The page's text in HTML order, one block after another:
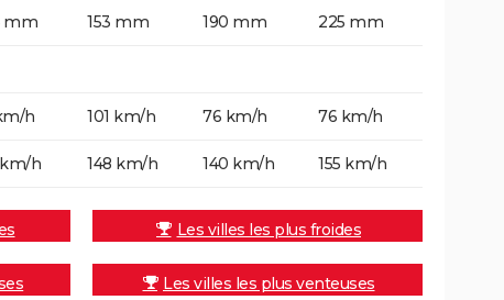
mm 153 mm 190 mm 225 mm
h 101 km/h 76 km/h 76 km/h
h 148 km/h 140 km/h 155 km/h
Les villes les plus froides
Les villes les plus venteuses